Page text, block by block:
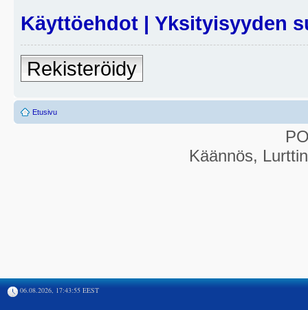
Käyttöehdot | Yksityisyyden
Rekisteröidy
Etusivu
Käännös,
06.08.2026, 17:43:55 EEST